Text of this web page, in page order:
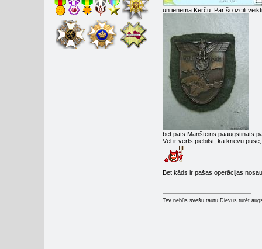
un ieņēma Kerču. Par šo izcili
bet pats Manšteins paaugstināts
Vēl ir vērts piebilst, ka krievu
Bet kāds ir pašas operācijas
Tev nebūs svešu tautu Dievus turēt